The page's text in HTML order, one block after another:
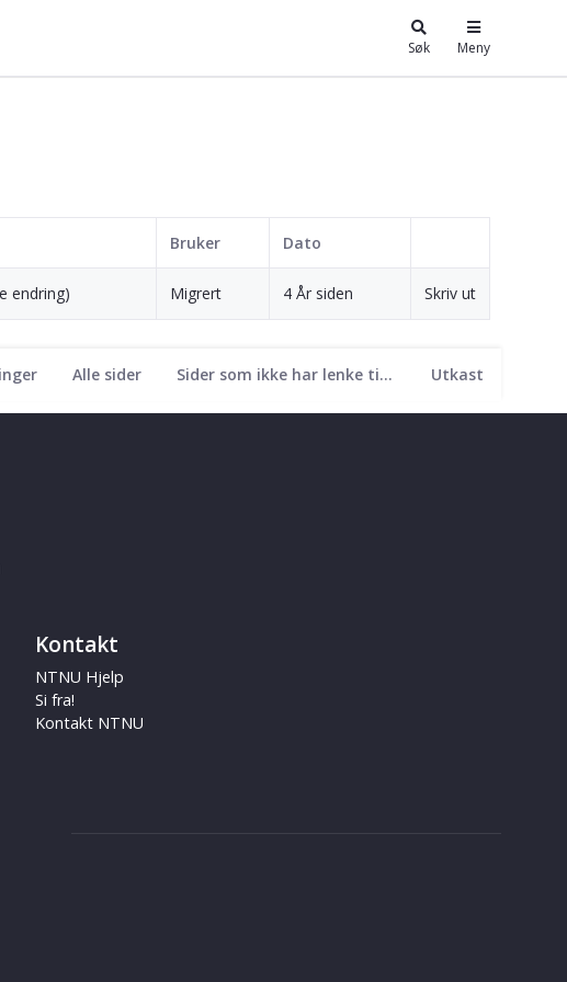
Søk Meny
Alle sider Sider som ikke har lenke til seg Utkast
Bruker Dato
endring) Migrert 4 År siden Skriv ut
Kontakt
NTNU Hjelp
Si fra!
Kontakt NTNU